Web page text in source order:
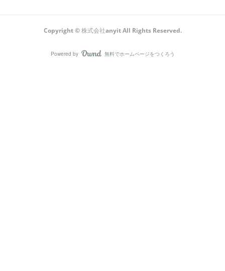
Copyright © 株式会社anyit All Rights Reserved.
Powered by AmebaOwnd
無料でホームページをつくろう